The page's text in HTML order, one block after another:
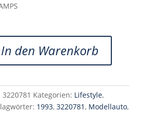
In den Warenkorb
3220781 Kategorien: Lifestyle,
1993, 3220781, Modellauto,